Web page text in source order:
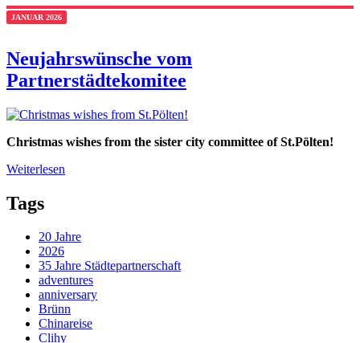
JANUAR 2026
Neujahrswünsche vom
Partnerstädtekomitee
Christmas wishes from the sister city committee of St.Pölten!
Weiterlesen
Tags
20 Jahre
2026
35 Jahre Städtepartnerschaft
adventures
anniversary
Brünn
Chinareise
Clihy